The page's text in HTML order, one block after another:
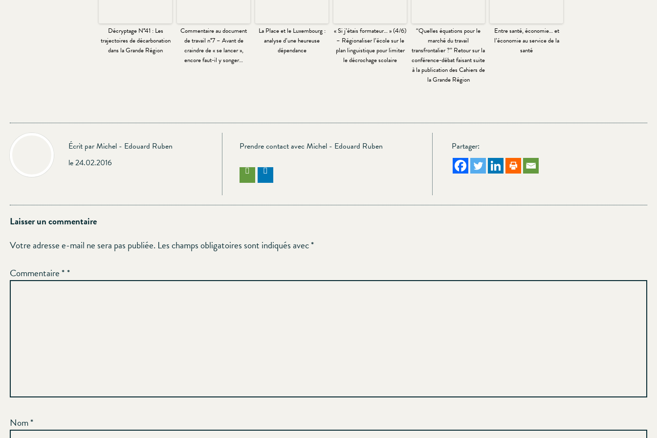
Décryptage N°41 : Les
trajectoires de décarbonation
dans la Grande Région
Commentaire au document
de travail n°7 – Avant de
craindre de « se lancer »,
encore faut-il y songer…
La Place et le Luxembourg :
analyse d’une heureuse
dépendance
« Si j’étais formateur… » (4/6)
– Régionaliser l’école sur le
plan linguistique pour limiter
le décrochage scolaire
“Quelles équations pour le
marché du travail
transfrontalier ?” Retour sur la
conférence-débat faisant suite
à la publication des Cahiers de
la Grande Région
Entre santé, économie… et
l’économie au service de la
santé
Écrit par Michel - Edouard Ruben
le 24.02.2016
Prendre contact avec Michel - Edouard Ruben Partager:
Laisser un commentaire
Votre adresse e-mail ne sera pas publiée. Les champs obligatoires sont indiqués avec*
Commentaire*
Nom*